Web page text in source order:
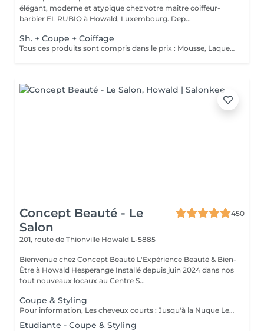
élégant, moderne et atypique chez votre maître coiffeur-
barbier EL RUBIO à Howald, Luxembourg. Dep...
Sh. + Coupe + Coiffage
Tous ces produits sont compris dans le prix : Mousse, Laque, Gel, Soin démêlant, Shampoing spécifique. Tous les produits que nous utilisons sont des produits de qualité professionnelle.
Concept Beauté - Le
Salon
450
201, route de Thionville Howald L-5885
Bienvenue chez Concept Beauté L'Expérience Beauté & Bien-
Être à Howald Hesperange Installé depuis juin 2024 dans nos
tout nouveaux locaux au Centre S...
Coupe & Styling
Pour information, Les cheveux courts : Jusqu'à la Nuque Les cheveux mi-longs : Jusqu'à l'épaule Les cheveux longs : En dessous de l'épaule Un supplément sera demandé pour les cheveux très longs, (jusqu'au milieu du dos)
Etudiante - Coupe & Styling